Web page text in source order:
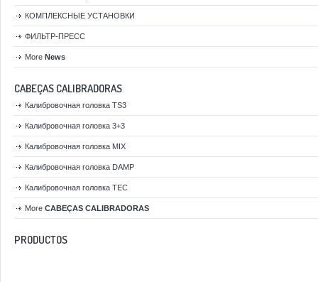
КОМПЛЕКСНЫЕ УСТАНОВКИ
ФИЛЬТР-ПРЕСС
More News
CABEÇAS CALIBRADORAS
Калибровочная головка TS3
Калибровочная головка 3+3
Калибровочная головка MIX
Калибровочная головка DAMP
Калибровочная головка TEC
More CABEÇAS CALIBRADORAS
PRODUCTOS